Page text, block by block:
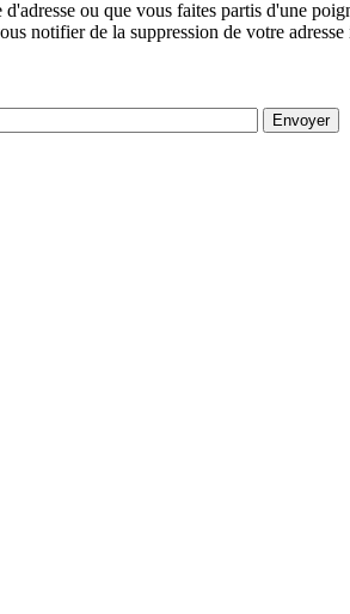
ou que vous faites partis d'une
notifier de la suppression de votre